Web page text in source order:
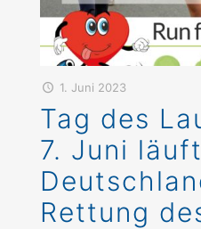
1. Juni 2023
Tag des
7. Juni
Rettung